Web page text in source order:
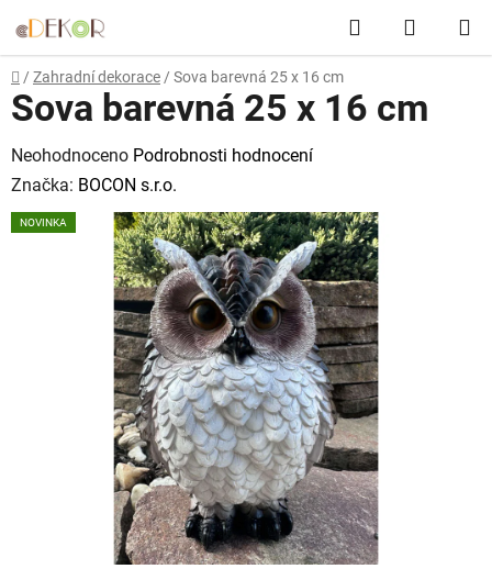
na
obsah
Hledat
KOŠÍK
Domů
/ Zahradní dekorace / Sova barevná 25 x 16 cm
Sova barevná 25 x 16 cm
Průměrné
hodnocení
produktu
Neohodnoceno Podrobnosti hodnocení
Značka: BOCON s.r.o.
NOVINKA